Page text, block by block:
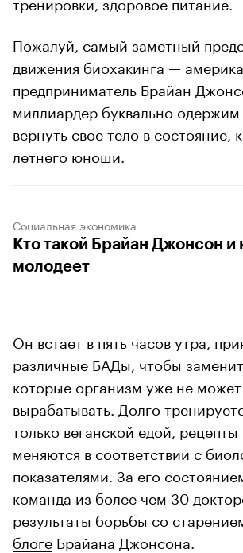
Пожалуй, самый заметный
движения биохакинга —
предприниматель Брайан
миллиардер буквально
вернуть свое тело в состояние,
летнего юноши.
Социальная экономика
Кто такой Брайан Джонсон и
молодеет
Он встает в пять часов утра,
различные БАДы, чтобы
которые организм уже не может
вырабатывать. Долго
только веганской едой,
меняются в соответствии с
показателями. За его
команда из более чем 30
результаты борьбы со
блоге Брайана Джонсона.